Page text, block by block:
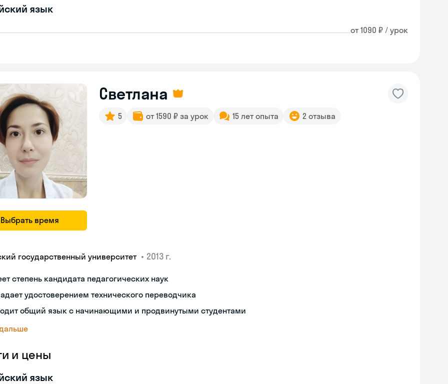
язык
от 1090 ₽ / урок
Выбрать время
Светлана
5 от 1590 ₽ за урок 15 лет опыта 2 отзыва
государственный университет • 2013 г.
степень кандидата педагогических наук
удостоверением технического переводчика
общий язык с начинающими и продвинутыми студентами
и цены
язык